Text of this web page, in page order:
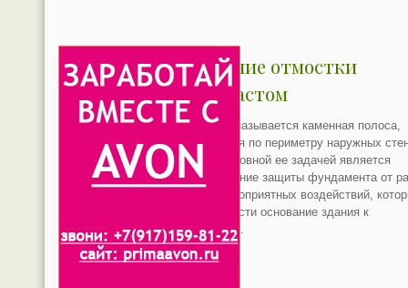
Утепление отмостки
пенопластом
Отмосткой называется каменная полоса,
проложенная по периметру наружных
здания. Основной ее задачей является
осуществление защиты фундамента от
рода неблагоприятных воздействий,
могут привести основание здания к
разрушению.